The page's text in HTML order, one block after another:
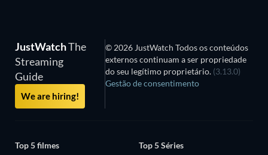
JustWatchThe
Streaming
Guide
We are hiring!
© 2026 JustWatch Todos os conteúdos
externos continuam a ser propriedade
do seu legítimo proprietário. (3.13.0)
Gestão de consentimento
Top 5 filmes
Top 5 Séries